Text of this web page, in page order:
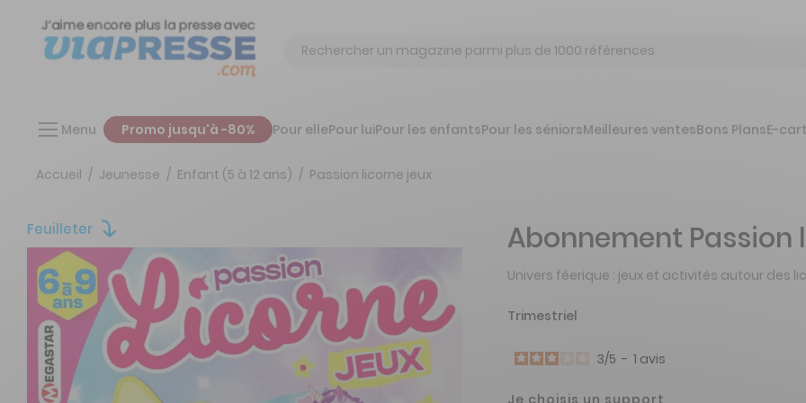
Chercher
Menu Promo jusqu'à -80% Pour ellePour luiPour les enfantsPour les séniorsMeilleures ventesBons PlansE-
Accueil Jeunesse Enfant (5 à 12 ans) Passion licorne jeux
Feuilleter Abonnement Passion
Univers féerique : jeux et activités autour des
Trimestriel
3/5 - 1 avis
Je choisis un support